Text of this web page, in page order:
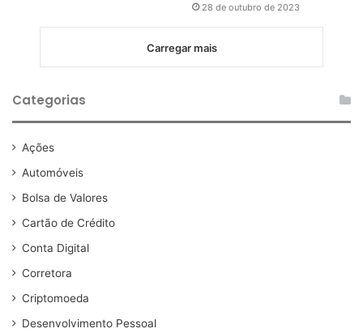
28 de outubro de 2023
Carregar mais
Categorias
Ações
Automóveis
Bolsa de Valores
Cartão de Crédito
Conta Digital
Corretora
Criptomoeda
Desenvolvimento Pessoal